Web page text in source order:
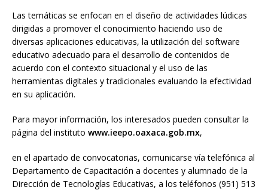
Las temáticas se enfocan en el diseño de actividades lúdicas
dirigidas a promover el conocimiento haciendo uso de
diversas aplicaciones educativas, la utilización del software
educativo adecuado para el desarrollo de contenidos de
acuerdo con el contexto situacional y el uso de las
herramientas digitales y tradicionales evaluando la efectividad
en su aplicación.
Para mayor información, los interesados pueden consultar la
página del instituto www.ieepo.oaxaca.gob.mx,
en el apartado de convocatorias, comunicarse vía telefónica al
Departamento de Capacitación a docentes y alumnado de la
Dirección de Tecnologías Educativas, a los teléfonos (951) 513